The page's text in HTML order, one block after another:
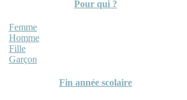
Pour qui ?
Femme
Homme
Fille
Garçon
Fin année scolaire